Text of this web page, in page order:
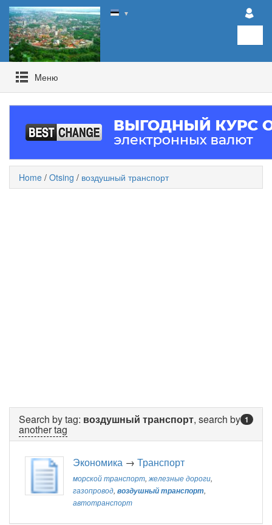
▼
Mеню
Home / Otsing / воздушный транспорт
1
Search by tag: воздушный транспорт, search by
another tag
Экономика → Транспорт
морской транспорт,железные дороги,
газопровод, воздушный транспорт,
автотранспорт